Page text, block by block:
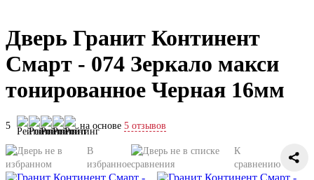
Дверь Гранит Континент
Смарт - 074 Зеркало макси
тонированное Черная 16мм
5 на основе 5 отзывов
В
избранное
К
сравнению